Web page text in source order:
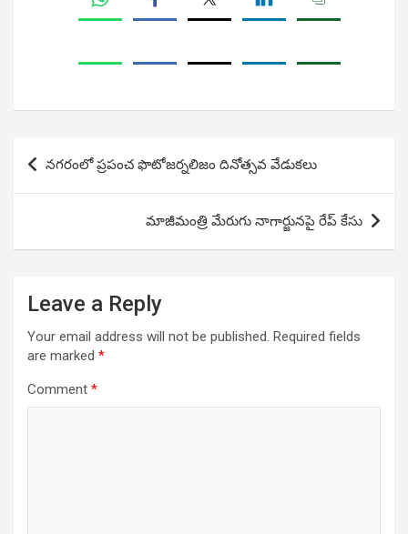
Post
navigation
నగరంలో ప్రపంచ ఫొటోజర్నలిజం దినోత్సవ వేడుకలు
మాజీమంత్రి మేరుగు నాగార్జునపై రేప్ కేసు
Leave a Reply
Your email address will not be published. Required fields
are marked *
Comment *